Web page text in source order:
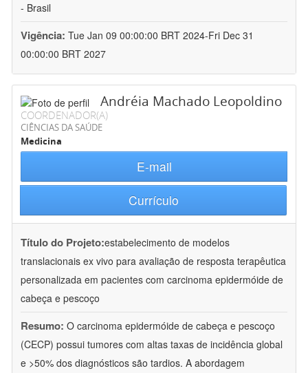
- Brasil
Vigência: Tue Jan 09 00:00:00 BRT 2024-Fri Dec 31
00:00:00 BRT 2027
Andréia Machado Leopoldino
COORDENADOR(A)
CIÊNCIAS DA SAÚDE
Medicina
E-mail
Currículo
Título do Projeto:estabelecimento de modelos
translacionais ex vivo para avaliação de resposta terapêutica
personalizada em pacientes com carcinoma epidermóide de
cabeça e pescoço
Resumo: O carcinoma epidermóide de cabeça e pescoço
(CECP) possui tumores com altas taxas de incidência global
e >50% dos diagnósticos são tardios. A abordagem